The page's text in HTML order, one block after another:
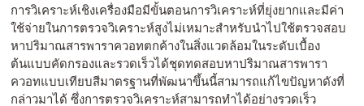
การวิเคราะห์เชิงเครื่องมือมีขั้นตอนการวิเคราะห์ที่ยุ่งยากและมีค่า
ใช้จ่ายในการตรวจวิเคราะห์สูงไม่เหมาะสำหรับนำไปใช้ตรวจสอบ
หาปริมาณสารพาราควอทตกค้างในสิ่งแวดล้อมในระดับเบื้อง
ต้นแบบคัดกรองและรวดเร็วได้ชุดทดสอบหาปริมาณสารพารา
ควอทแบบเทียบสีมาตรฐานที่พัฒนาขึ้นนี้สามารถแก้ไขปัญหาดังที่
กล่าวมาได้ ซึ่งการตรวจวิเคราะห์สามารถทำได้อย่างรวดเร็ว